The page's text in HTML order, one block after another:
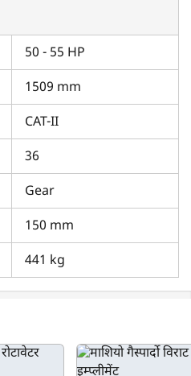
इस प्रकार इसके प्रयोग से स्वस्थ
स्पेसिफिकेशंस क्या हैं?
रोटावेटर है।
प्रकार Gear ड्राइव है।
441 किलोग्राम है।
FEके साथ कम्पैटिबल है।
कीमत 2026 में कितनी है?
किसानों के बजट के अनुकूल है। इस
एवं स्टेबिलिटी इस कीमत को कई तरह
को क्यों चुनें?
में सभी मुख्य विवरण एक ही स्थान
50 - 55 HP
1509 mm
CAT-II
36
Gear
150 mm
441 kg